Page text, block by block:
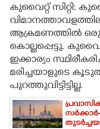
CARTOONS
LITERATURE
ZOOM
CONTACT US
കുവൈറ്റ് സിറ്റി:
ആക്രമണത്തിൽ
കൊല്ലപ്പെട്ടു.
ഇക്കാര്യം
മരിച്ചയാളുടെ
പുറത്തുവിട്ടിട്ടില്ല.